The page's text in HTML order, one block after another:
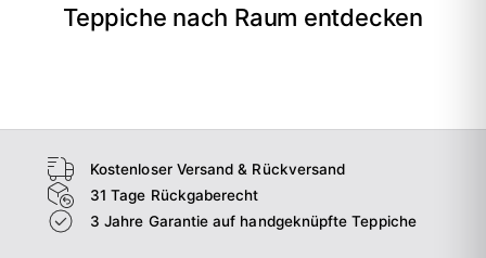
Teppiche nach Raum entdecken
Wohnzimmer
Kostenloser Versand & Rückversand
31 Tage Rückgaberecht
3 Jahre Garantie auf handgeknüpfte Teppiche